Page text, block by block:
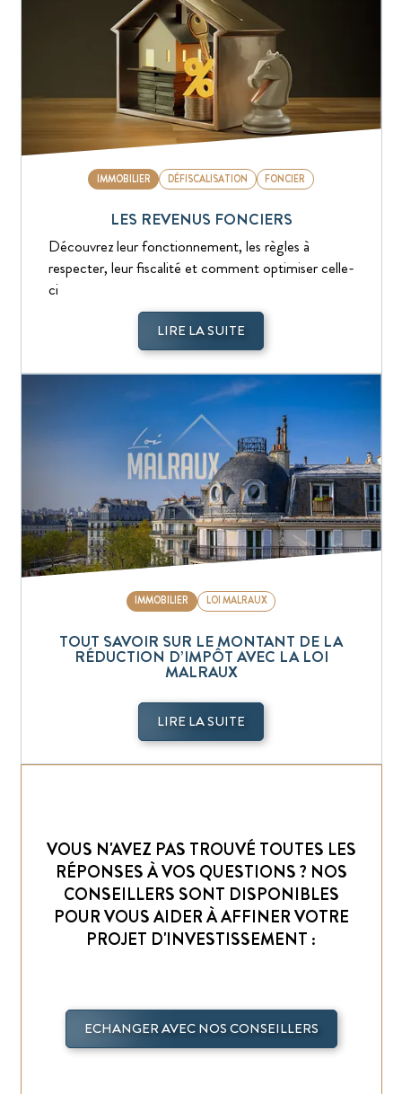
DÉFISCALISATION FONCIER
IMMOBILIER
LES REVENUS FONCIERS
Découvrez leur fonctionnement, les règles à
respecter, leur fiscalité et comment optimiser celle-
ci
LIRE LA SUITE
IMMOBILIER LOI MALRAUX
TOUT SAVOIR SUR LE MONTANT DE LA
RÉDUCTION D’IMPÔT AVEC LA LOI
MALRAUX
LIRE LA SUITE
VOUS N'AVEZ PAS TROUVÉ TOUTES LES
RÉPONSES À VOS QUESTIONS ? NOS
CONSEILLERS SONT DISPONIBLES
POUR VOUS AIDER À AFFINER VOTRE
PROJET D'INVESTISSEMENT :
ECHANGER AVEC NOS CONSEILLERS